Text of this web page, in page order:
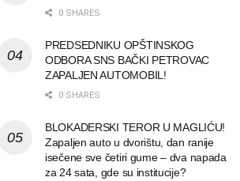
0 SHARES
PREDSEDNIKU OPŠTINSKOG
ODBORA SNS BAČKI PETROVAC
ZAPALJEN AUTOMOBIL!
0 SHARES
BLOKADERSKI TEROR U MAGLIĆU!
Zapaljen auto u dvorištu, dan ranije
isečene sve četiri gume – dva napada
za 24 sata, gde su institucije?